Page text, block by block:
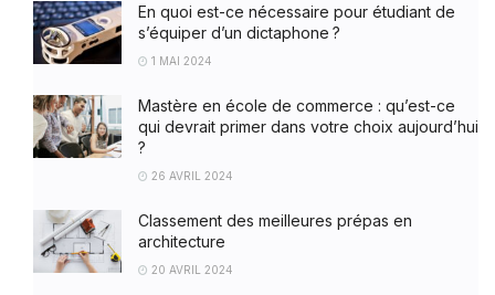
En quoi est-ce nécessaire pour étudiant de
s’équiper d’un dictaphone ?
1 MAI 2024
Mastère en école de commerce : qu’est-ce
qui devrait primer dans votre choix aujourd’hui
?
26 AVRIL 2024
Classement des meilleures prépas en
architecture
20 AVRIL 2024